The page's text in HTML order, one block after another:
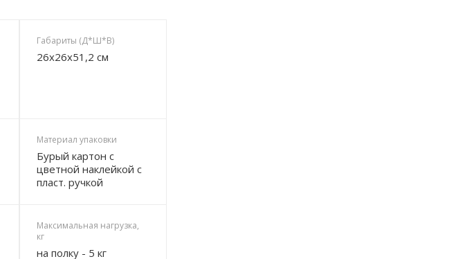
Габариты (Д*Ш*В)
26х26х51,2 см
Материал упаковки
Бурый картон с
цветной наклейкой с
пласт. ручкой
Максимальная нагрузка,
кг
на полку - 5 кг